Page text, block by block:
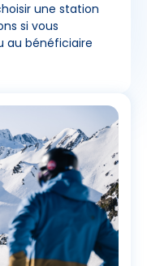
une station
si vous
au bénéficiaire